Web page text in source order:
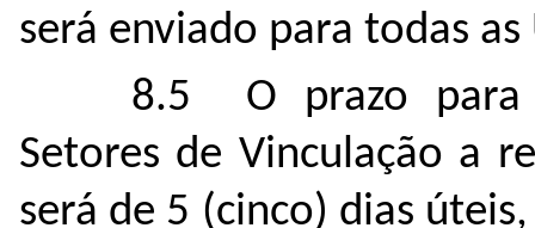
será enviado para todas
8.5 O prazo para
Setores de Vinculação a
será de 5 (cinco) dias